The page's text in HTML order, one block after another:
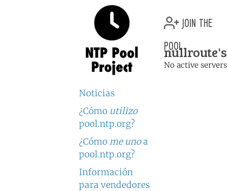
Noticias
¿Cómo utilizo
pool.ntp.org?
¿Cómo me unoa
pool.ntp.org?
Información
para vendedores
join the
pool
No active servers